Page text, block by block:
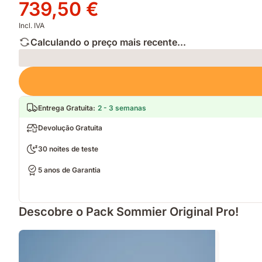
original
1479,00 €
Preço
739,50 €
739,50 €
Incl. IVA
Calculando o preço mais recente...
Loading
Entrega Gratuita: 2 - 3 semanas
Devolução Gratuita
30 noites de teste
5 anos de Garantia
Descobre o Pack Sommier Original Pro!